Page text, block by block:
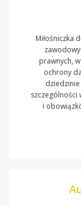
Miłośniczka
prawnych,
ochrony
szczególności
i